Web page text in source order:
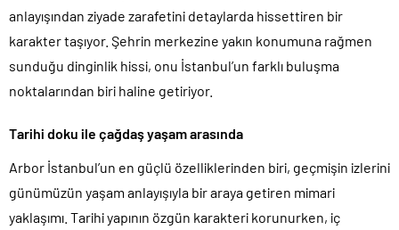
anlayışından ziyade zarafetini detaylarda hissettiren bir
karakter taşıyor. Şehrin merkezine yakın konumuna rağmen
sunduğu dinginlik hissi, onu İstanbul’un farklı buluşma
noktalarından biri haline getiriyor.
Tarihi doku ile çağdaş yaşam arasında
Arbor İstanbul’un en güçlü özelliklerinden biri, geçmişin izlerini
günümüzün yaşam anlayışıyla bir araya getiren mimari
yaklaşımı. Tarihi yapının özgün karakteri korunurken, iç